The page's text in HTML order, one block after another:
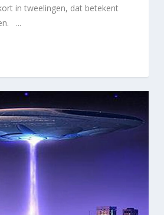
in tweelingen, dat betekent
...